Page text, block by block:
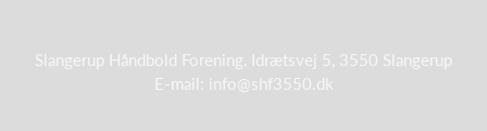
Slangerup Håndbold Forening, Idrætsvej 5, 3550 Slangerup
E-mail: info@shf3550.dk